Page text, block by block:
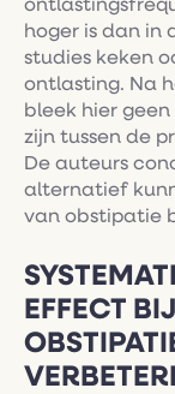
hoger is dan in
studies keken
ontlasting. Na
bleek hier
zijn tussen de
De auteurs
alternatief
van obstipatie
EFFECT